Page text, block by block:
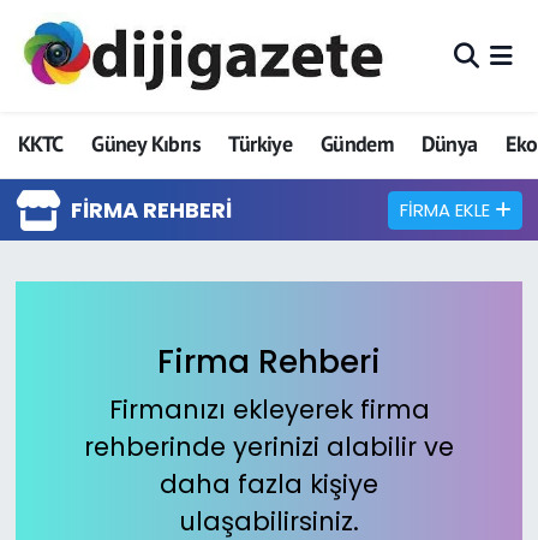
KKTC Güney Kıbrıs Türkiye Gündem Dünya
FIRMA REHBERI FIRMA EKLE
Firma Rehberi
Firmanızı ekleyerek firma
rehberinde yerinizi alabilir ve
daha fazla kişiye
ulaşabilirsiniz.
ADVERTORIAL
Dijigazete
Dünya
Eğitim
Foto Galeri
GEZİ
Hava Durumu
Trafik Durumu
Süper Lig Puan Durumu ve Fikstür
Tüm Manşetler
Haber Arşivi